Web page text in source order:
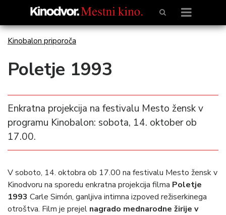
Kinobalon priporoča
Poletje 1993
Enkratna projekcija na festivalu Mesto žensk v
programu Kinobalon: sobota, 14. oktober ob
17.00.
V soboto, 14. oktobra ob 17.00 na festivalu Mesto žensk v
Kinodvoru na sporedu enkratna projekcija filma Poletje
1993 Carle Simón, ganljiva intimna izpoved režiserkinega
otroštva. Film je prejel nagrado mednarodne žirije v